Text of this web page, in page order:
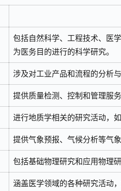
包括自然科学、工程技术、医
为医务目的进行的科学研究。
涉及对工业产品和流程的分析
提供质量检测、控制和管理服
进行地质学相关的研究活动，
提供气象预报、气候分析等气象
包括基础物理研究和应用物理研
涵盖医学领域的各种研究活动